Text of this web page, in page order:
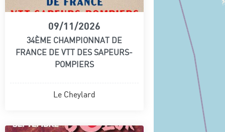
09/11/2026
34ÈME CHAMPIONNAT DE
FRANCE DE VTT DES SAPEURS-
POMPIERS
Le Cheylard